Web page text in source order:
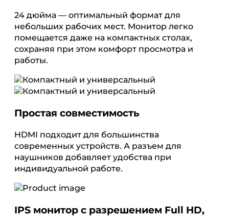
24 дюйма — оптимальный формат для
небольших рабочих мест. Монитор легко
помещается даже на компактных столах,
сохраняя при этом комфорт просмотра и
работы.
Простая совместимость
HDMI подходит для большинства
современных устройств. А разъем для
наушников добавляет удобства при
индивидуальной работе.
IPS монитор с разрешением Full HD,